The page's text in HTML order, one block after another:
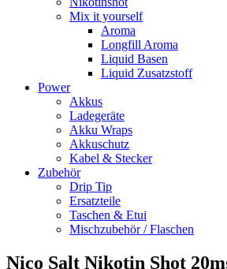
Mix it yourself
Aroma
Longfill Aroma
Liquid Basen
Liquid Zusatzstoff
Power
Akkus
Ladegeräte
Akku Wraps
Akkuschutz
Kabel & Stecker
Zubehör
Drip Tip
Ersatzteile
Taschen & Etui
Mischzubehör / Flaschen
Nico Salt Nikotin Shot